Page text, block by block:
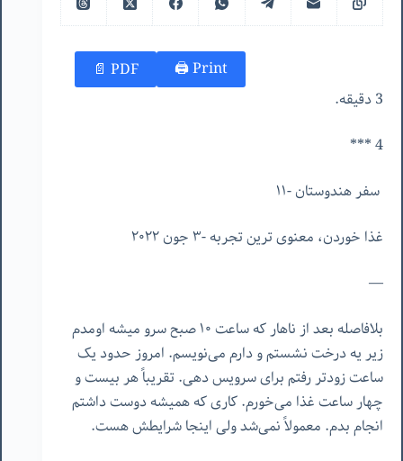
Print 🖨
PDF 📄
3 دقیقه.
4 ***
سفر هندوستان -١١
غذا خوردن، معنوی ترین تجربه -٣ جون ٢٠٢٢
—
بلافاصله بعد از ناهار که ساعت ١٠ صبح سرو میشه اومدم
زیر یه درخت نشستم و دارم می‌نویسم. امروز حدود یک
ساعت زودتر رفتم برای سرویس دهی. تقریباً هر بیست و
چهار ساعت غذا می‌خورم. کاری که همیشه دوست داشتم
انجام بدم. معمولاً نمی‌شد ولی اینجا شرایطش هست.